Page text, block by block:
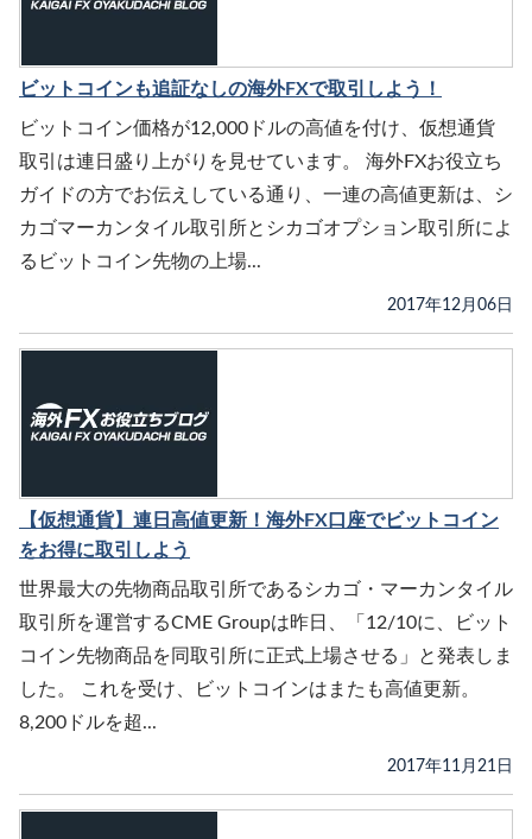
ビットコインも追証なしの海外FXで取引しよう！
ビットコイン価格が12,000ドルの高値を付け、仮想通貨
取引は連日盛り上がりを見せています。 海外FXお役立ち
ガイドの方でお伝えしている通り、一連の高値更新は、シ
カゴマーカンタイル取引所とシカゴオプション取引所によ
るビットコイン先物の上場...
2017年12月06日
【仮想通貨】連日高値更新！海外FX口座でビットコイン
をお得に取引しよう
世界最大の先物商品取引所であるシカゴ・マーカンタイル
取引所を運営するCME Groupは昨日、「12/10に、ビット
コイン先物商品を同取引所に正式上場させる」と発表しま
した。 これを受け、ビットコインはまたも高値更新。
8,200ドルを超...
2017年11月21日